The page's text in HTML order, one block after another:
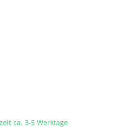
ca. 3-5 Werktage